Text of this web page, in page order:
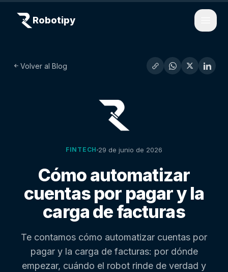
Robotipy
Volver al Blog
FINTECH 29 de junio de 2026
Cómo automatizar
cuentas por pagar y la
carga de facturas
Te contamos cómo automatizar cuentas por
pagar y la carga de facturas: por dónde
empezar, cuándo el robot rinde de verdad y